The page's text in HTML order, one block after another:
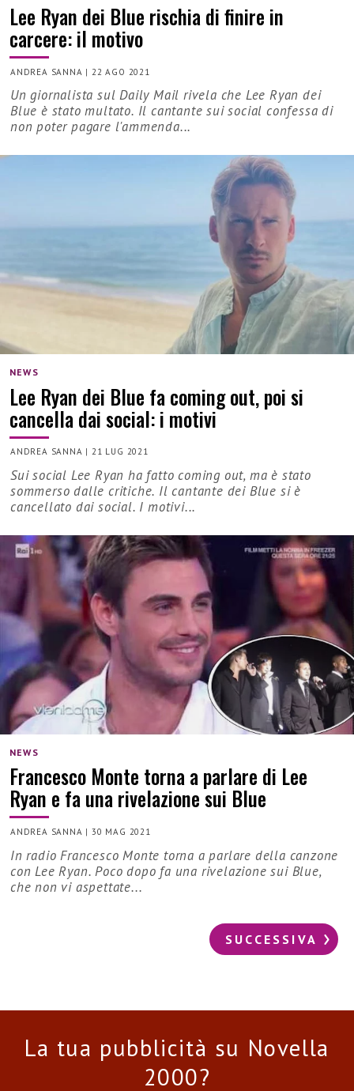
Lee Ryan dei Blue rischia di finire in
carcere: il motivo
ANDREA SANNA | 22 AGO 2021
Un giornalista sul Daily Mail rivela che Lee Ryan dei
Blue è stato multato. Il cantante sui social confessa di
non poter pagare l'ammenda...
NEWS
Lee Ryan dei Blue fa coming out, poi si
cancella dai social: i motivi
ANDREA SANNA |21 LUG 2021
Sui social Lee Ryan ha fatto coming out, ma è stato
sommerso dalle critiche. Il cantante dei Blue si è
cancellato dai social. I motivi...
NEWS
Francesco Monte torna a parlare di Lee
Ryan e fa una rivelazione sui Blue
ANDREA SANNA |30 MAG 2021
In radio Francesco Monte torna a parlare della canzone
con Lee Ryan. Poco dopo fa una rivelazione sui Blue,
che non vi aspettate...
SUCCESSIVA
La tua pubblicità su Novella
2000?